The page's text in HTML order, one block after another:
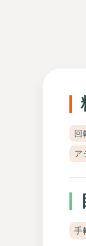
回
ア
手